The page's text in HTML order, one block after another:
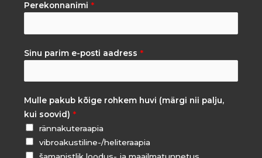
Perekonnanimi *
Sinu parim e-posti aadress *
Mulle pakub kõige rohkem huvi (märgi nii palju,
kui soovid) *
rännakuteraapia
vibroakustiline-/heliteraapia